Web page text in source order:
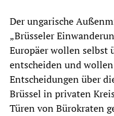
Der ungarische
„Brüsseler
Europäer wollen selbst
entscheiden und
Entscheidungen über
Brüssel in privaten
Türen von Bürokraten